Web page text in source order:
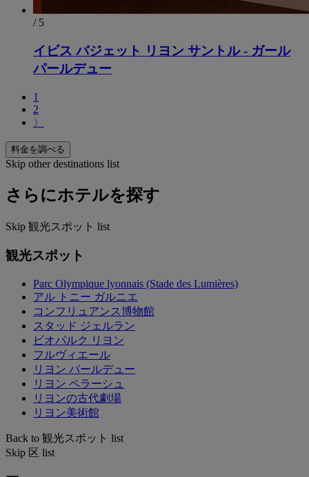
/ 5
イビス バジェット リヨン サントル - ガール
パールデュー
1
2
〉
料金を調べる
Skip other destinations list
さらにホテルを探す
Skip 観光スポット list
観光スポット
Parc Olympique lyonnais (Stade des Lumières)
アル トニー ガルニエ
コンフリュアンス博物館
スタッド ジェルラン
ビオパルク リヨン
フルヴィエール
リヨン パールデュー
リヨン ペラーシュ
リヨンの古代劇場
リヨン美術館
Back to 観光スポット list
Skip 区 list